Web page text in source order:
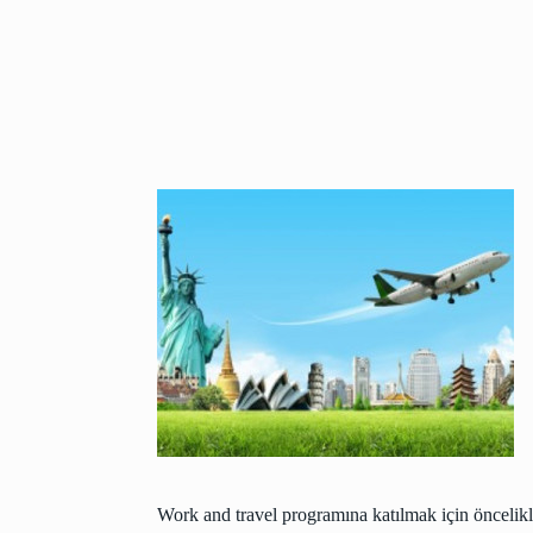
Work and travel programına katılmak için